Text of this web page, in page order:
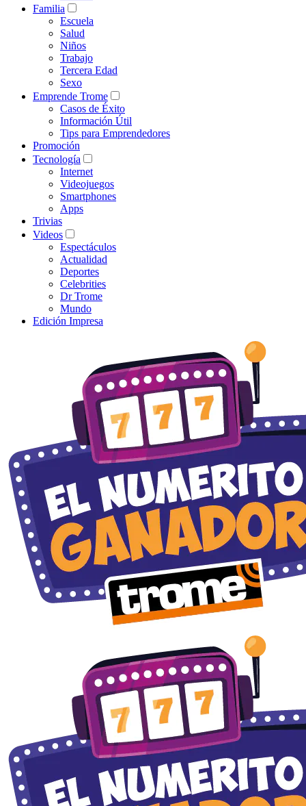
Familia
Escuela
Salud
Niños
Trabajo
Tercera Edad
Sexo
Emprende Trome
Casos de Éxito
Información Útil
Tips para Emprendedores
Promoción
Tecnología
Internet
Videojuegos
Smartphones
Apps
Trivias
Videos
Espectáculos
Actualidad
Deportes
Celebrities
Dr Trome
Mundo
Edición Impresa